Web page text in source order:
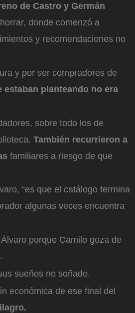
de Castro y Germán
donde comenzó a
y recomendaciones no
y por ser compradores de
estaban planteando no era
sobre todo los de
También recurrieron a
familiares a riesgo de que
“es que el catálogo termina
algunas veces encuentra
porque Camilo goza de
sueños no soñado.
económica de ese final del